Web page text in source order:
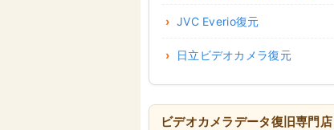
JVC Everio復元
日立ビデオカメラ復元
ビデオカメラデータ復旧専門店